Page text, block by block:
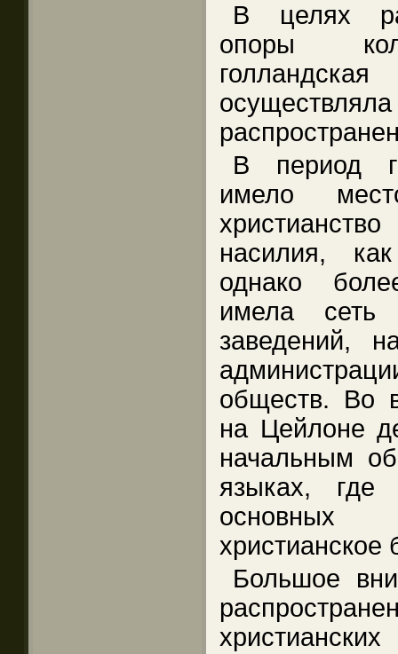
В целях
опоры
В период
имело
насилия,
однако
имела сеть
заведений,
обществ. Во
на Цейлоне
начальным
языках, где
христианское
Большое